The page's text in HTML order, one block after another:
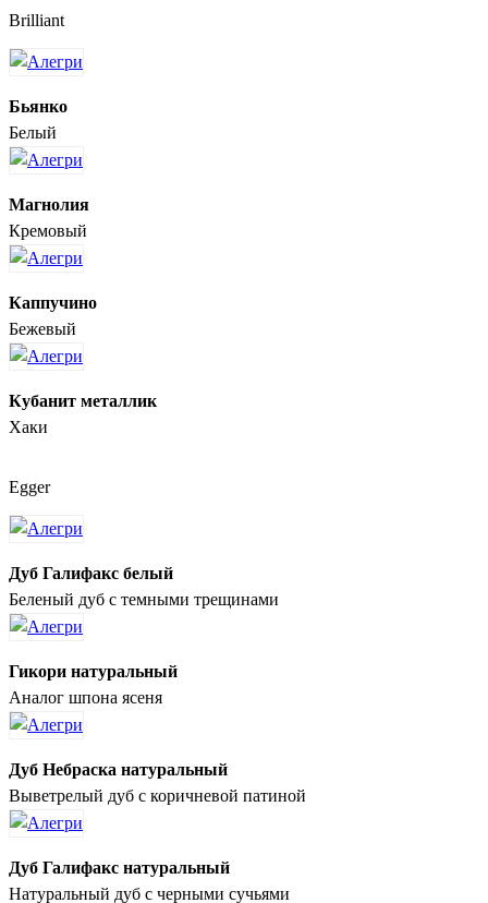
Brilliant
Бьянко
Белый
Магнолия
Кремовый
Каппучино
Бежевый
Кубанит металлик
Хаки
Egger
Дуб Галифакс белый
Беленый дуб с темными трещинами
Гикори натуральный
Аналог шпона ясеня
Дуб Небраска натуральный
Выветрелый дуб с коричневой патиной
Дуб Галифакс натуральный
Натуральный дуб с черными сучьями